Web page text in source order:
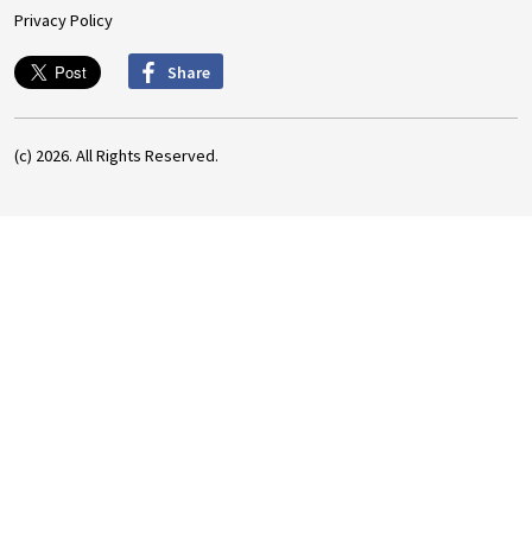
Privacy Policy
Share
(c) 2026. All Rights Reserved.